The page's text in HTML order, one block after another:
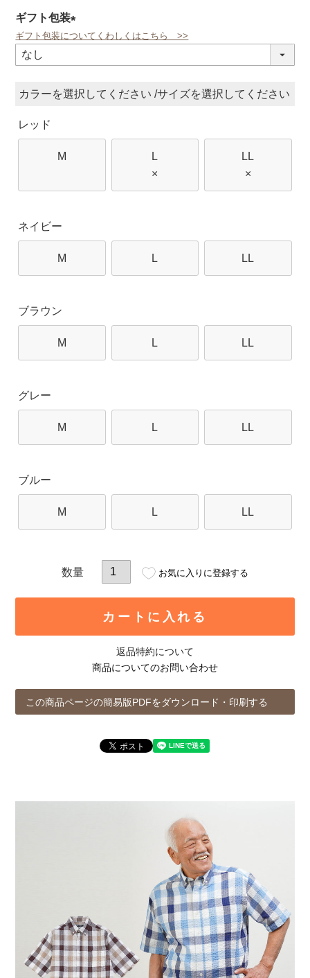
ギフト包装
(必
ギフト包装についてくわしくはこちら >>
カラー サイズ
レッド
M
L
×
LL
×
ネイビー
M L LL
ブラウン
M L LL
グレー
M L LL
ブルー
M L LL
お気に入りに登録する
カートに入れる
返品特約について
商品についてのお問い合わせ
この商品ページの簡易版PDFをダウンロード・印刷する